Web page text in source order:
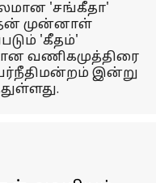
'சங்கீதா'
முன்னாள்
'கீதம்'
வணிகமுத்திரை
இன்று